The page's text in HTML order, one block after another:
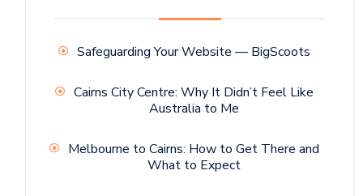
Safeguarding Your Website — BigScoots
Cairns City Centre: Why It Didn’t Feel Like
Australia to Me
Melbourne to Cairns: How to Get There and
What to Expect